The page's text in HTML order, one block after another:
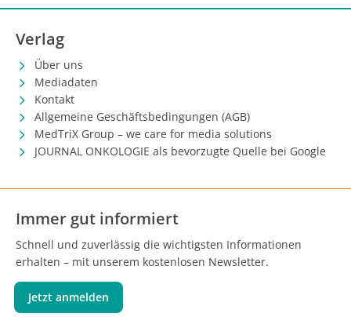
Verlag
Über uns
Mediadaten
Kontakt
Allgemeine Geschäftsbedingungen (AGB)
MedTriX Group – we care for media solutions
JOURNAL ONKOLOGIE als bevorzugte Quelle bei Google
Immer gut informiert
Schnell und zuverlässig die wichtigsten Informationen
erhalten – mit unserem kostenlosen Newsletter.
Jetzt anmelden